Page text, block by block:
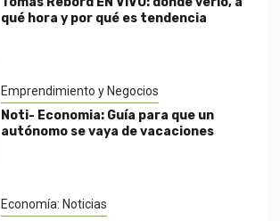
qué hora y por qué es tendencia
Emprendimiento y Negocios
Noti- Economia: Guía para que un
autónomo se vaya de vacaciones
Economía: Noticias